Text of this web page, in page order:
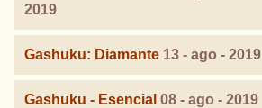
2019
Gashuku: Diamante 13 - ago - 2019
Gashuku - Esencial 08 - ago - 2019